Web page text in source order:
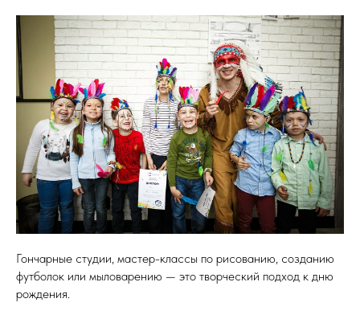
Гончарные студии, мастер-классы по рисованию, созданию
футболок или мыловарению — это творческий подход к дню
рождения.